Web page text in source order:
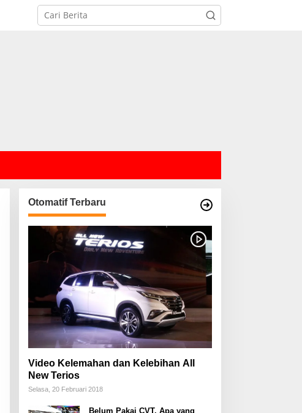
Otomatif Terbaru
Video Kelemahan dan Kelebihan All
New Terios
Selasa, 20 Februari 2018
Belum Pakai CVT, Apa yang